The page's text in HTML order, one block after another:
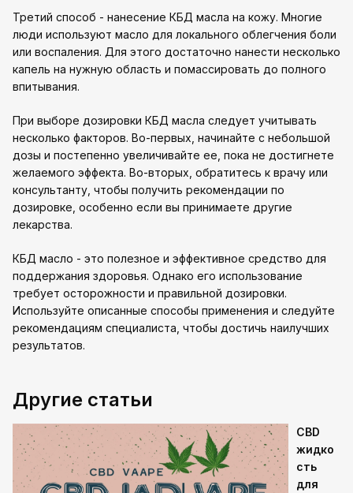
Третий способ - нанесение КБД масла на кожу. Многие
люди используют масло для локального облегчения боли
или воспаления. Для этого достаточно нанести несколько
капель на нужную область и помассировать до полного
впитывания.
При выборе дозировки КБД масла следует учитывать
несколько факторов. Во-первых, начинайте с небольшой
дозы и постепенно увеличивайте ее, пока не достигнете
желаемого эффекта. Во-вторых, обратитесь к врачу или
консультанту, чтобы получить рекомендации по
дозировке, особенно если вы принимаете другие
лекарства.
КБД масло - это полезное и эффективное средство для
поддержания здоровья. Однако его использование
требует осторожности и правильной дозировки.
Используйте описанные способы применения и следуйте
рекомендациям специалиста, чтобы достичь наилучших
результатов.
Другие статьи
CBD
жидко
сть
для